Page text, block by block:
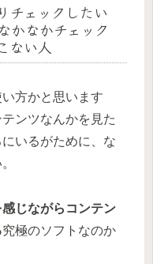
チェックしたい
かなかチェック
ない人
方かと思います
ンツなんかを見た
いるがために、な
じながらコンテン
究極のソフトなのか